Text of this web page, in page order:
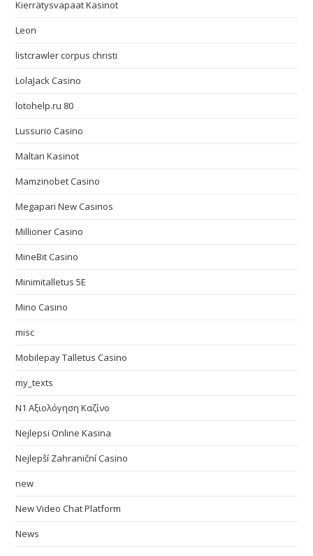
Kierrätysvapaat Kasinot
Leon
listcrawler corpus christi
LolaJack Casino
lotohelp.ru 80
Lussurio Casino
Maltan Kasinot
Mamzinobet Casino
Megapari New Casinos
Millioner Casino
MineBit Casino
Minimitalletus 5E
Mino Casino
misc
Mobilepay Talletus Casino
my_texts
N1 Αξιολόγηση Καζίνο
Nejlepsi Online Kasina
Nejlepší Zahraniční Casino
new
New Video Chat Platform
News